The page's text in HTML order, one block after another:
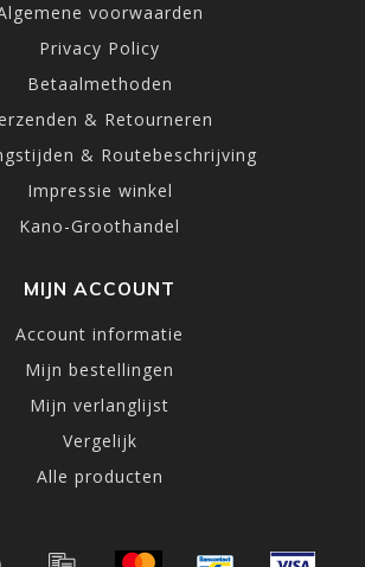
voorwaarden
Privacy Policy
Betaalmethoden
& Retourneren
& Routebeschrijving
Impressie winkel
Kano-Groothandel
MIJN ACCOUNT
Account informatie
Mijn bestellingen
Mijn verlanglijst
Vergelijk
Alle producten